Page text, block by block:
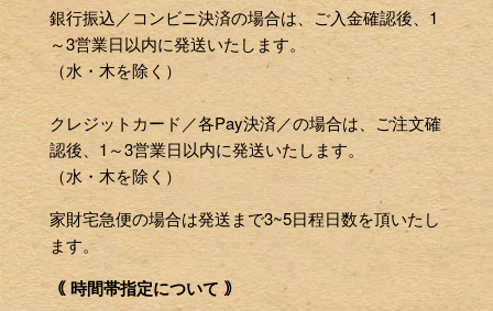
銀行振込／コンビニ決済の場合は、ご入金確認後、1
～3営業日以内に発送いたします。
（水・木を除く）
クレジットカード／各Pay決済／の場合は、ご注文確
認後、1～3営業日以内に発送いたします。
（水・木を除く）
家財宅急便の場合は発送まで3~5日程日数を頂いたし
ます。
｟ 時間帯指定について ｠